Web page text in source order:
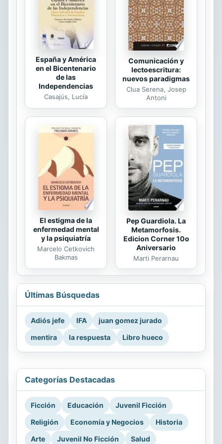
España y América
en el Bicentenario
de las
Independencias
Casajús, Lucía
Comunicación y
lectoescritura:
nuevos paradigmas
Clua Serena, Josep
Antoni
El estigma de la
enfermedad mental
y la psiquiatría
Marcelo Cetkovich
Bakmas
Pep Guardiola. La
Metamorfosis.
Edicion Corner 10o
Aniversario
Marti Perarnau
Últimas Búsquedas
Adiós jefe IFA
juan gomez jurado
mentira
la respuesta Libro hueco
Categorías Destacadas
Ficción Educación
Juvenil Ficción
Religión
Economía y Negocios
Historia
Arte
Juvenil No Ficción Salud